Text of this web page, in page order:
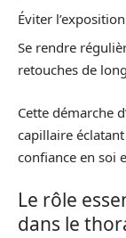
Éviter
Se rendre
retouches de
Cette démarche
capillaire
confiance en soi
Le rôle
dans le